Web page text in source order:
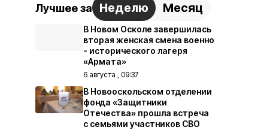
Лучшее за Неделю Месяц
В Новом Осколе завершилась
вторая женская смена военно
- исторического лагеря
«Армата»
6 августа , 09:37
В Новооскольском отделении
фонда «Защитники
Отечества» прошла встреча
с семьями участников СВО